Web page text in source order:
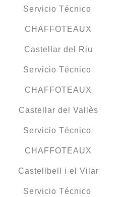
Servicio Técnico
CHAFFOTEAUX
Castellar del Riu
Servicio Técnico
CHAFFOTEAUX
Castellar del Vallès
Servicio Técnico
CHAFFOTEAUX
Castellbell i el Vilar
Servicio Técnico